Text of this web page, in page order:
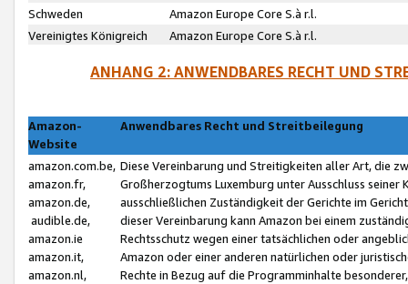
Schweden
Amazon Europe Core S.à r.l.
Vereinigtes Königreich
Amazon Europe Core S.à r.l.
ANHANG 2: ANWENDBARES RECHT UND
Amazon-
Website
Anwendbares Recht und Streitbeilegung
amazon.com.be,
amazon.fr,
amazon.de,
audible.de,
amazon.ie
amazon.it,
amazon.nl,
Diese Vereinbarung und Streitigkeiten aller Art, die
Großherzogtums Luxemburg unter Ausschluss
ausschließlichen Zuständigkeit der Gerichte im
dieser Vereinbarung kann Amazon bei einem
Rechtsschutz wegen einer tatsächlichen oder
Amazon oder einer anderen natürlichen oder
Rechte in Bezug auf die Programminhalte